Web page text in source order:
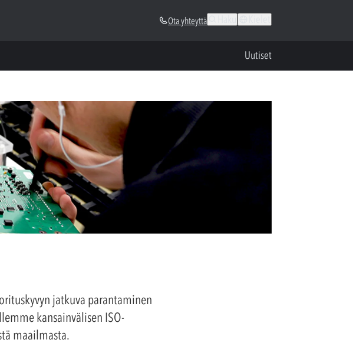
Ota yhteyttä
Uutiset
jatkuva parantaminen
kansainvälisen ISO-
maailmasta.